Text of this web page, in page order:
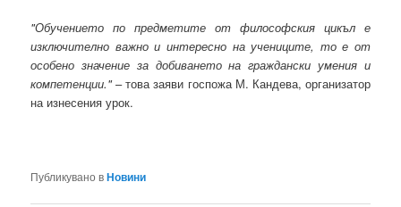
"Обучението по предметите от философския цикъл е
изключително важно и интересно на учениците, то е от
особено значение за добиването на граждански умения и
компетенции."– това заяви госпожа М. Кандева, организатор
на изнесения урок.
Публикувано вНовини